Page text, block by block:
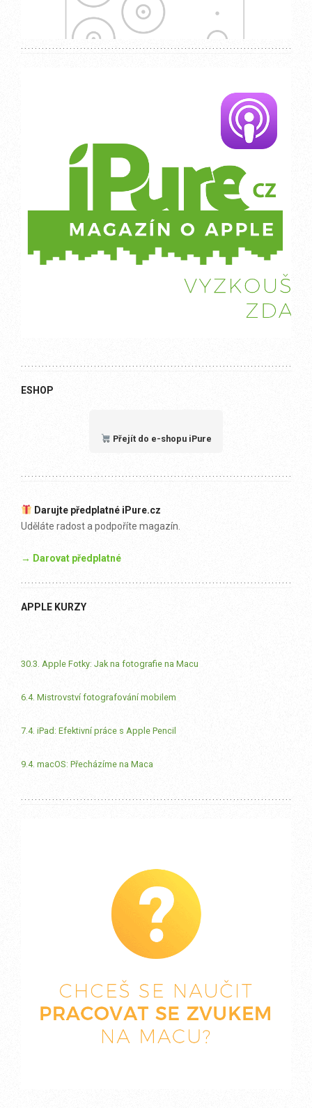
ESHOP
Přejít do e-shopu iPure
Darujte předplatné iPure.cz
Uděláte radost a podpoříte magazín.
→ Darovat předplatné
APPLE KURZY
30.3. Apple Fotky: Jak na fotografie na Macu
6.4. Mistrovství fotografování mobilem
7.4. iPad: Efektivní práce s Apple Pencil
9.4. macOS: Přecházíme na Maca